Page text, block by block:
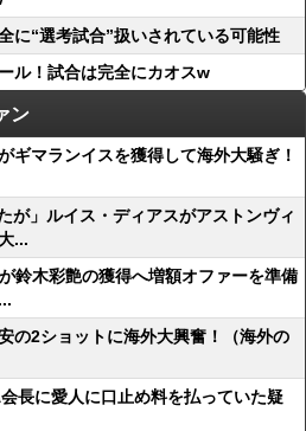
に“選考試合”扱いされている可能性
ル！試合は完全にカオスw
ン
ギマランイスを獲得して海外大騒ぎ！
が」ルイス・ディアスがアストンヴィ
...
鈴木彩艶の獲得へ増額オファーを準備
の2ショットに海外大興奮！（海外の
長に愛人に口止め料を払っていた疑